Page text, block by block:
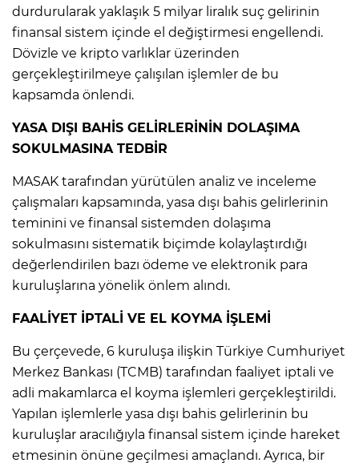
durdurularak yaklaşık 5 milyar liralık suç gelirinin
finansal sistem içinde el değiştirmesi engellendi.
Dövizle ve kripto varlıklar üzerinden
gerçekleştirilmeye çalışılan işlemler de bu
kapsamda önlendi.
YASA DIŞI BAHİS GELİRLERİNİN DOLAŞIMA
SOKULMASINA TEDBİR
MASAK tarafından yürütülen analiz ve inceleme
çalışmaları kapsamında, yasa dışı bahis gelirlerinin
teminini ve finansal sistemden dolaşıma
sokulmasını sistematik biçimde kolaylaştırdığı
değerlendirilen bazı ödeme ve elektronik para
kuruluşlarına yönelik önlem alındı.
FAALİYET İPTALİ VE EL KOYMA İŞLEMİ
Bu çerçevede, 6 kuruluşa ilişkin Türkiye Cumhuriyet
Merkez Bankası (TCMB) tarafından faaliyet iptali ve
adli makamlarca el koyma işlemleri gerçekleştirildi.
Yapılan işlemlerle yasa dışı bahis gelirlerinin bu
kuruluşlar aracılığıyla finansal sistem içinde hareket
etmesinin önüne geçilmesi amaçlandı. Ayrıca, bir